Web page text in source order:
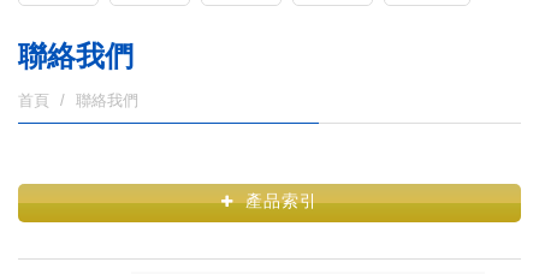
聯絡我們
首頁 聯絡我們
產品索引